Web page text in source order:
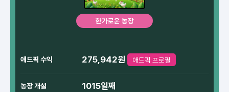
한가로운 농장
애드픽 수익 275,942원 애드픽 프로필
농장 개설 1015일째